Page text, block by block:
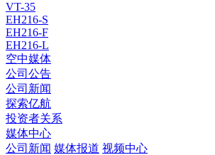
VT-35
EH216-S
EH216-F
EH216-L
空中媒体
公司公告
公司新闻
探索亿航
投资者关系
媒体中心
公司新闻 媒体报道 视频中心